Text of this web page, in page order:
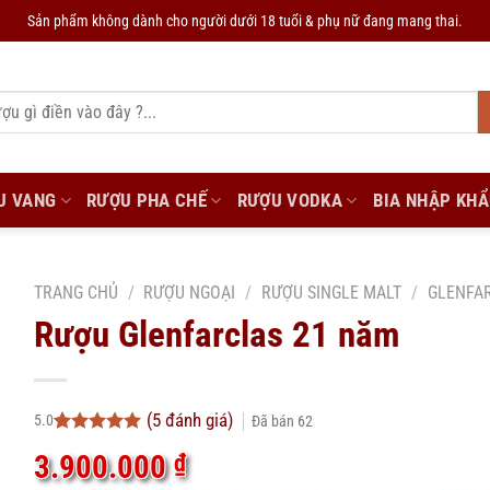
Sản phẩm không dành cho người dưới 18 tuổi & phụ nữ đang mang thai.
VANG RƯỢU PHA CHẾ RƯỢU VODKA BIA NHẬP
TRANG CHỦ / RƯỢU NGOẠI / RƯỢU SINGLE MALT /
Rượu Glenfarclas 21 năm
5.0
dựa trên
đánh giá
(5đánh giá) Đã bán 62
3.900.000₫